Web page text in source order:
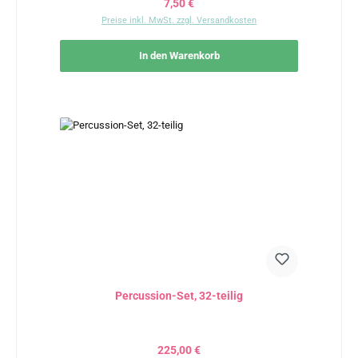
7,50 €
Preise inkl. MwSt. zzgl. Versandkosten
In den Warenkorb
Percussion-Set, 32-teilig
Regulärer Preis:
225,00 €